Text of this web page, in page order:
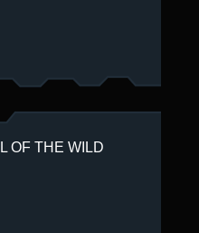
OF THE WILD